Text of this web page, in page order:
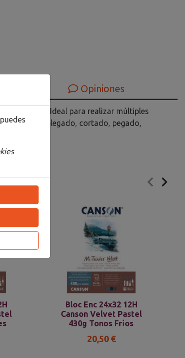
Opiniones
fijador.Ideal para realizar múltiples
de plegado, cortado, pegado,
Bloc Enc 24x32 12H
Canson Velvet Pastel
430g Tonos Fríos
20,50 €